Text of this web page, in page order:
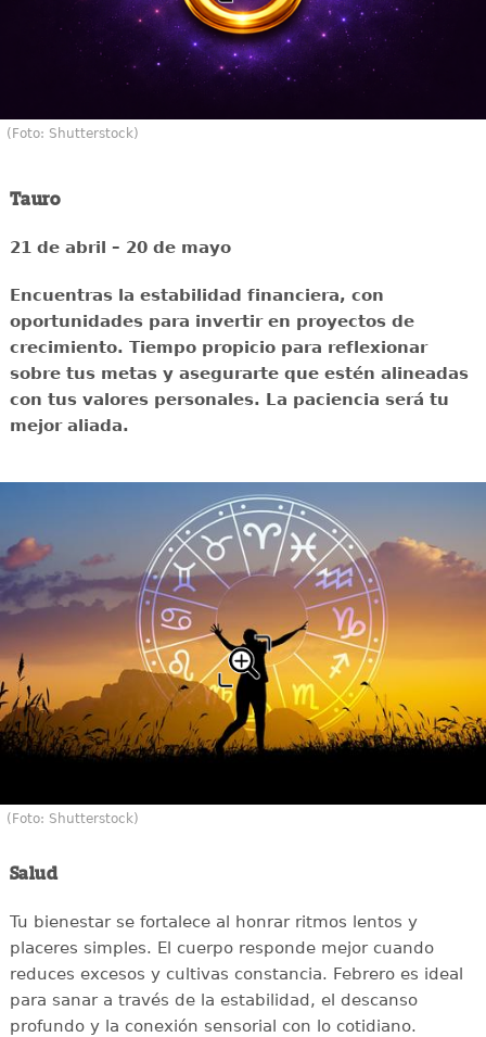
(Foto: Shutterstock)
Tauro
21 de abril – 20 de mayo
Encuentras la estabilidad financiera, con
oportunidades para invertir en proyectos de
crecimiento. Tiempo propicio para reflexionar
sobre tus metas y asegurarte que estén alineadas
con tus valores personales. La paciencia será tu
mejor aliada.
(Foto: Shutterstock)
Salud
Tu bienestar se fortalece al honrar ritmos lentos y
placeres simples. El cuerpo responde mejor cuando
reduces excesos y cultivas constancia. Febrero es ideal
para sanar a través de la estabilidad, el descanso
profundo y la conexión sensorial con lo cotidiano.